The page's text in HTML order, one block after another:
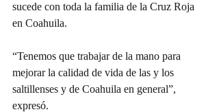
sucede con toda la familia de la Cruz Roja
en Coahuila.
“Tenemos que trabajar de la mano para
mejorar la calidad de vida de las y los
saltillenses y de Coahuila en general”,
expresó.